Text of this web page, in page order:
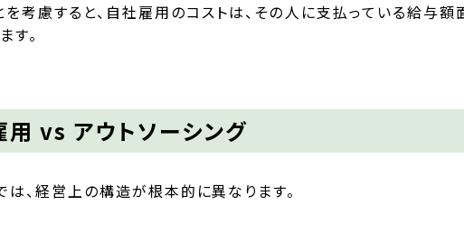
考慮すると、自社雇用のコストは、その人に支払っている給与額
す。
用 vs アウトソーシング
は、経営上の構造が根本的に異なります。